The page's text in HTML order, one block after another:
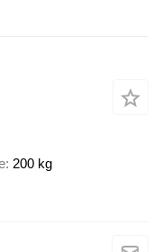
200 kg